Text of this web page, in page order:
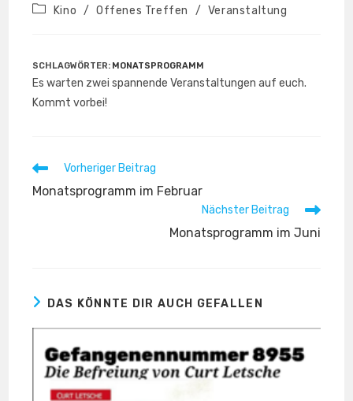
Beitrags-
Kino / Offenes Treffen / Veranstaltung
SCHLAGWÖRTER: MONATSPROGRAMM
Es warten zwei spannende Veranstaltungen auf euch.
Kommt vorbei!
Weitere
ansehen
Vorheriger Beitrag
Monatsprogramm im Februar
Nächster Beitrag
Monatsprogramm im Juni
DAS KÖNNTE DIR AUCH GEFALLEN